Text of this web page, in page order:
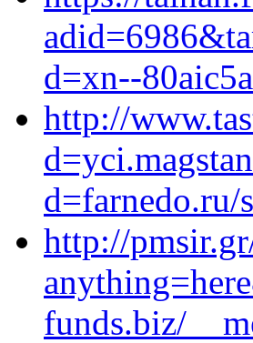
d=xn--
http://
http://
funds.biz/